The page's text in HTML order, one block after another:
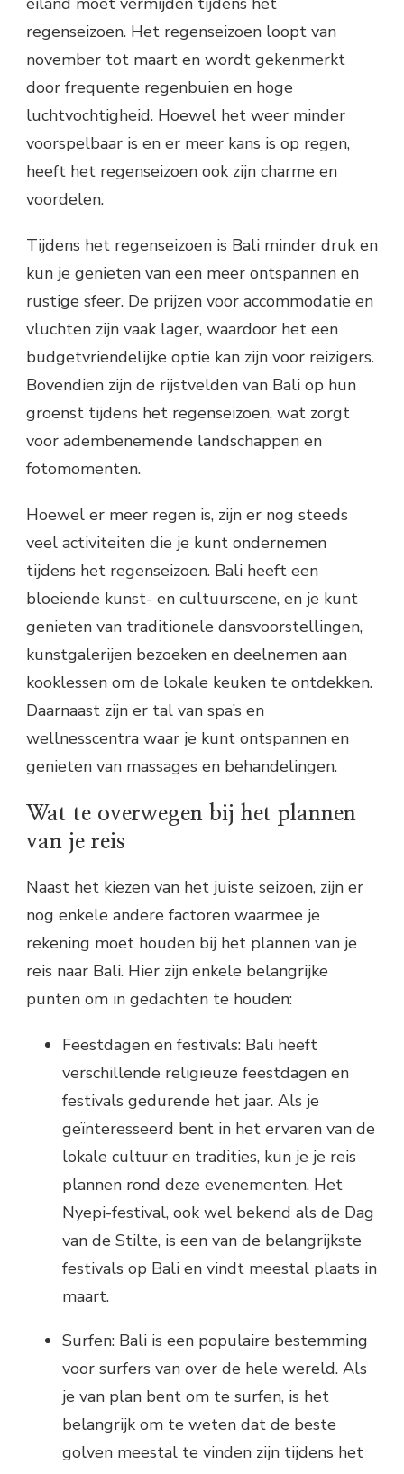
regenseizoen. Het regenseizoen loopt van
november tot maart en wordt gekenmerkt
door frequente regenbuien en hoge
luchtvochtigheid. Hoewel het weer minder
voorspelbaar is en er meer kans is op regen,
heeft het regenseizoen ook zijn charme en
voordelen.
Tijdens het regenseizoen is Bali minder druk en
kun je genieten van een meer ontspannen en
rustige sfeer. De prijzen voor accommodatie en
vluchten zijn vaak lager, waardoor het een
budgetvriendelijke optie kan zijn voor reizigers.
Bovendien zijn de rijstvelden van Bali op hun
groenst tijdens het regenseizoen, wat zorgt
voor adembenemende landschappen en
fotomomenten.
Hoewel er meer regen is, zijn er nog steeds
veel activiteiten die je kunt ondernemen
tijdens het regenseizoen. Bali heeft een
bloeiende kunst- en cultuurscene, en je kunt
genieten van traditionele dansvoorstellingen,
kunstgalerijen bezoeken en deelnemen aan
kooklessen om de lokale keuken te ontdekken.
Daarnaast zijn er tal van spa’s en
wellnesscentra waar je kunt ontspannen en
genieten van massages en behandelingen.
Wat te overwegen bij het plannen
van je reis
Naast het kiezen van het juiste seizoen, zijn er
nog enkele andere factoren waarmee je
rekening moet houden bij het plannen van je
reis naar Bali. Hier zijn enkele belangrijke
punten om in gedachten te houden:
Feestdagen en festivals: Bali heeft
verschillende religieuze feestdagen en
festivals gedurende het jaar. Als je
geïnteresseerd bent in het ervaren van de
lokale cultuur en tradities, kun je je reis
plannen rond deze evenementen. Het
Nyepi-festival, ook wel bekend als de Dag
van de Stilte, is een van de belangrijkste
festivals op Bali en vindt meestal plaats in
maart.
Surfen: Bali is een populaire bestemming
voor surfers van over de hele wereld. Als
je van plan bent om te surfen, is het
belangrijk om te weten dat de beste
golven meestal te vinden zijn tijdens het